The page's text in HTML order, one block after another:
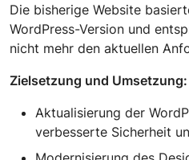
Die bisherige Website
WordPress-Version und
nicht mehr den aktuellen
Zielsetzung und Umsetzung:
Aktualisierung der
verbesserte Sicherheit